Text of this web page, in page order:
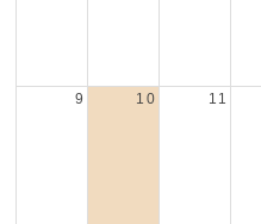
9 10 11